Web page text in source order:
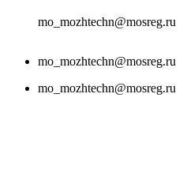
mo_mozhtechn@mosreg.ru
mo_mozhtechn@mosreg.ru
mo_mozhtechn@mosreg.ru